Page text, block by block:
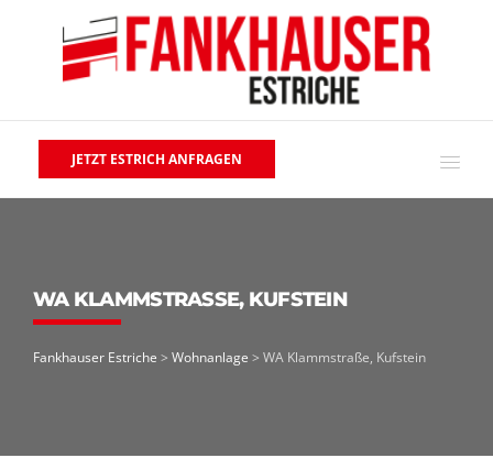
JETZT ESTRICH ANFRAGEN
WA KLAMMSTRASSE, KUFSTEIN
Fankhauser Estriche > Wohnanlage > WA Klammstraße, Kufstein